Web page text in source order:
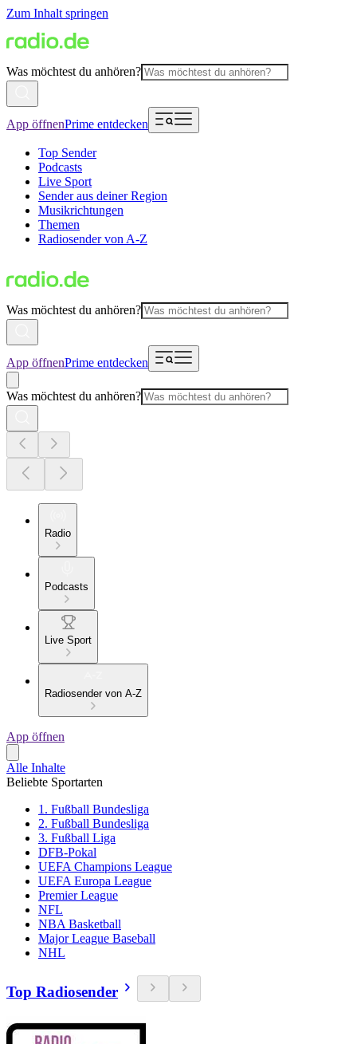
Zum Inhalt springen
Was möchtest du anhören?
App öffnenPrime entdecken
Top Sender
Podcasts
Live Sport
Sender aus deiner Region
Musikrichtungen
Themen
Radiosender von A-Z
Was möchtest du anhören?
App öffnenPrime entdecken
Was möchtest du anhören?
Radio
Podcasts
Live Sport
Radiosender von A-Z
App öffnen
Alle Inhalte
Beliebte Sportarten
1. Fußball Bundesliga
2. Fußball Bundesliga
3. Fußball Liga
DFB-Pokal
UEFA Champions League
UEFA Europa League
Premier League
NFL
NBA Basketball
Major League Baseball
NHL
Top Radiosender